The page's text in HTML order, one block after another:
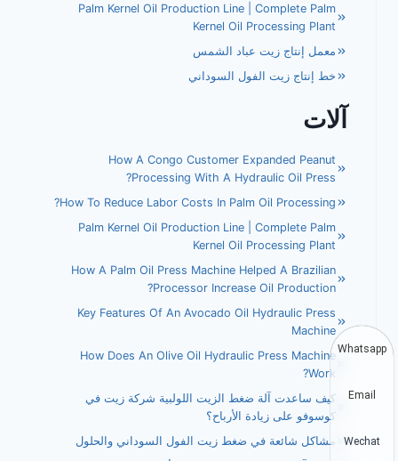
Palm Kernel Oil Production Line | Complete Palm
Kernel Oil Processing Plant
معمل إنتاج زيت عباد الشمس
خط إنتاج زيت الفول السوداني
آلات
How A Congo Customer Expanded Peanut
Processing With A Hydraulic Oil Press?
How To Reduce Labor Costs In Palm Oil Processing?
Palm Kernel Oil Production Line | Complete Palm
Kernel Oil Processing Plant
How A Palm Oil Press Machine Helped A Brazilian
Processor Increase Oil Production?
Key Features Of An Avocado Oil Hydraulic Press
Machine
How Does An Olive Oil Hydraulic Press Machine
Work?
كيف ساعدت آلة ضغط الزيت اللولبية شركة زيت في
كوسوفو على زيادة الأرباح؟
مشاكل شائعة في ضغط زيت الفول السوداني والحلول
Whatsapp
Email
Wechat